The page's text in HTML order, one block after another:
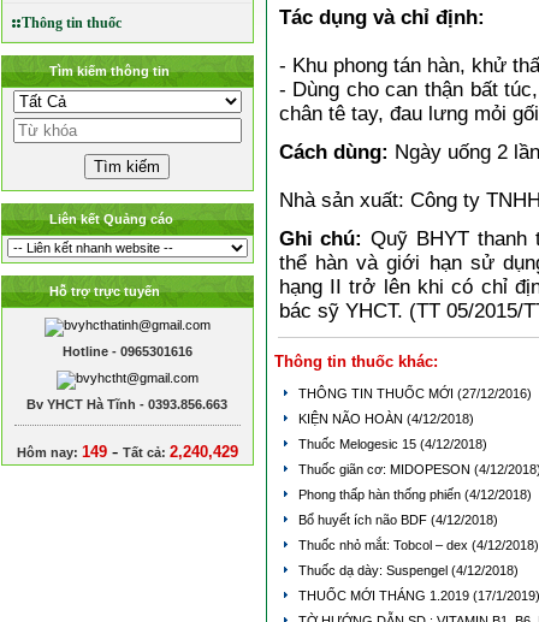
Thông tin thuốc
Tìm kiếm thông tin
Liên kết Quảng cáo
Hỗ trợ trực tuyến
Hotline - 0965301616
Bv YHCT Hà Tĩnh - 0393.856.663
Hôm nay: 149- Tất cả: 2,240,429
Tác dụng và chỉ định:
- Khu phong tán hàn, khử
- Dùng cho can thận bất
chân tê tay, đau lưng mỏi
Cách dùng: Ngày uống 2
Nhà sản xuất: Công ty
Ghi chú: Quỹ BHYT thanh
thể hàn và giới hạn sử
hạng II trở lên khi có chỉ
bác sỹ YHCT. (TT 05/2015/
Thông tin thuốc khác:
THÔNG TIN THUỐC MỚI (27/12/2016)
KIỆN NÃO HOÀN (4/12/2018)
Thuốc Melogesic 15 (4/12/2018)
Thuốc giãn cơ: MIDOPESON (4/12/
Phong thấp hàn thống phiến (4/12/2018)
Bổ huyết ích não BDF (4/12/2018)
Thuốc nhỏ mắt: Tobcol – dex (4/12/2018)
Thuốc dạ dày: Suspengel (4/12/2018)
THUỐC MỚI THÁNG 1.2019 (17/1/2019)